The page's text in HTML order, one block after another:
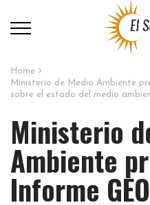
Home
Ministerio de Medio Ambiente
sobre el estado del medio
Ministerio
Ambiente
Informe